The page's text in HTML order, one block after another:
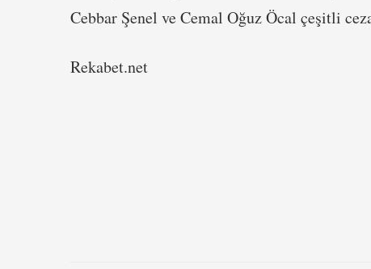
Cebbar Şenel ve Cemal Oğuz Öcal çeşitli
Rekabet.net